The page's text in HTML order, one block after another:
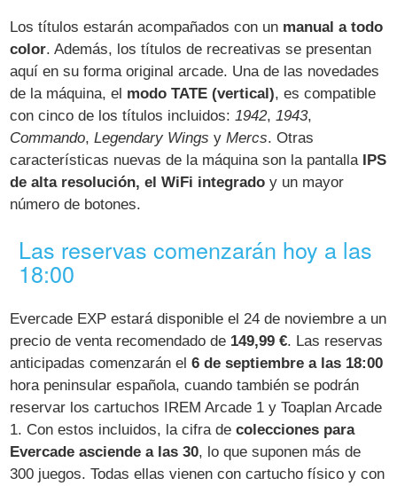
Los títulos estarán acompañados con un manual a todo
color. Además, los títulos de recreativas se presentan
aquí en su forma original arcade. Una de las novedades
de la máquina, el modo TATE (vertical), es compatible
con cinco de los títulos incluidos: 1942, 1943,
Commando,Legendary Wings yMercs. Otras
características nuevas de la máquina son la pantalla IPS
de alta resolución, el WiFi integrado y un mayor
número de botones.
Las reservas comenzarán hoy a las
18:00
Evercade EXP estará disponible el 24 de noviembre a un
precio de venta recomendado de 149,99 €. Las reservas
anticipadas comenzarán el6 de septiembre a las 18:00
hora peninsular española, cuando también se podrán
reservar los cartuchos IREM Arcade 1 y Toaplan Arcade
1. Con estos incluidos, la cifra decolecciones para
Evercade asciende a las 30, lo que suponen más de
300 juegos. Todas ellas vienen con cartucho físico y con